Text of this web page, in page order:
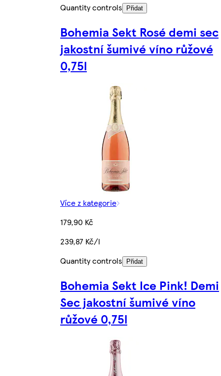
Quantity controls
Přidat
Bohemia Sekt Rosé demi sec
jakostní šumivé víno růžové
0,75l
Více z kategorie
179,90 Kč
239,87 Kč/l
Quantity controls
Přidat
Bohemia Sekt Ice Pink! Demi
Sec jakostní šumivé víno
růžové 0,75l